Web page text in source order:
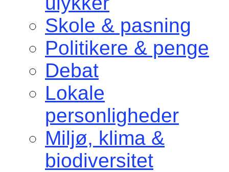
Skole & pasning
Politikere & penge
Debat
Lokale
personligheder
Miljø, klima &
biodiversitet